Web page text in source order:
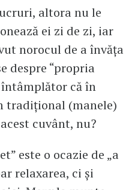
altora nu le
ei zi de zi, iar
norocul de a învăța
despre “propria
întâmplător că în
tradițional (manele)
cuvânt, nu?
este o ocazie de „a
relaxarea, ci și